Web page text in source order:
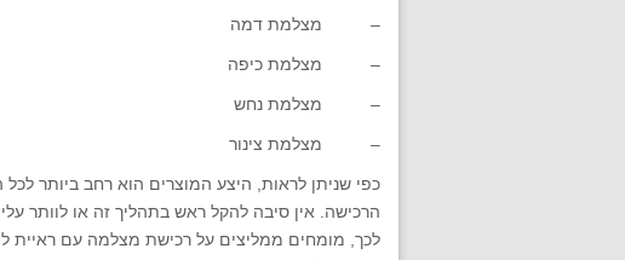
– מצלמת דמה
– מצלמת כיפה
– מצלמת נחש
– מצלמת צינור
כפי שניתן לראות, היצע המוצרים הוא רחב ביותר
הרכישה. אין סיבה להקל ראש בתהליך זה או לוותר
לכך, מומחים ממליצים על רכישת מצלמה עם ראיית